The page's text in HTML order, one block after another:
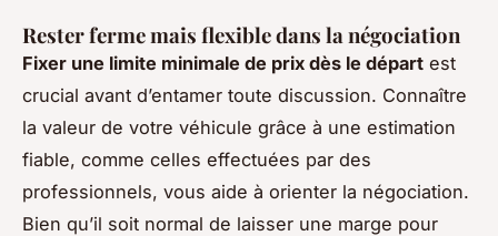
Rester ferme mais flexible dans la négociation
Fixer une limite minimale de prix dès le départ est
crucial avant d’entamer toute discussion. Connaître
la valeur de votre véhicule grâce à une estimation
fiable, comme celles effectuées par des
professionnels, vous aide à orienter la négociation.
Bien qu’il soit normal de laisser une marge pour